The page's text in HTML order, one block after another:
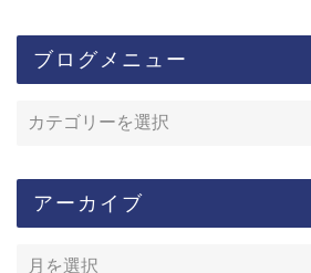
ブログメニュー
アーカイブ